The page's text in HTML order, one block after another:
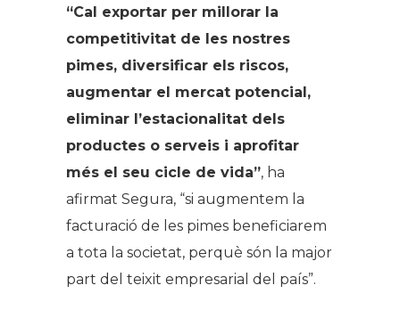
“Cal exportar per millorar la
competitivitat de les nostres
pimes, diversificar els riscos,
augmentar el mercat potencial,
eliminar l’estacionalitat dels
productes o serveis i aprofitar
més el seu cicle de vida”, ha
afirmat Segura, “si augmentem la
facturació de les pimes beneficiarem
a tota la societat, perquè són la major
part del teixit empresarial del país”.